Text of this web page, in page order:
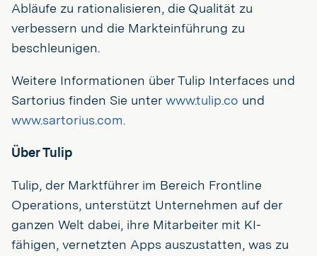
Abläufe zu rationalisieren, die Qualität zu
verbessern und die Markteinführung zu
beschleunigen.
Weitere Informationen über Tulip Interfaces und
Sartorius finden Sie unter www.tulip.co und
www.sartorius.com.
Über Tulip
Tulip, der Marktführer im Bereich Frontline
Operations, unterstützt Unternehmen auf der
ganzen Welt dabei, ihre Mitarbeiter mit KI-
fähigen, vernetzten Apps auszustatten, was zu